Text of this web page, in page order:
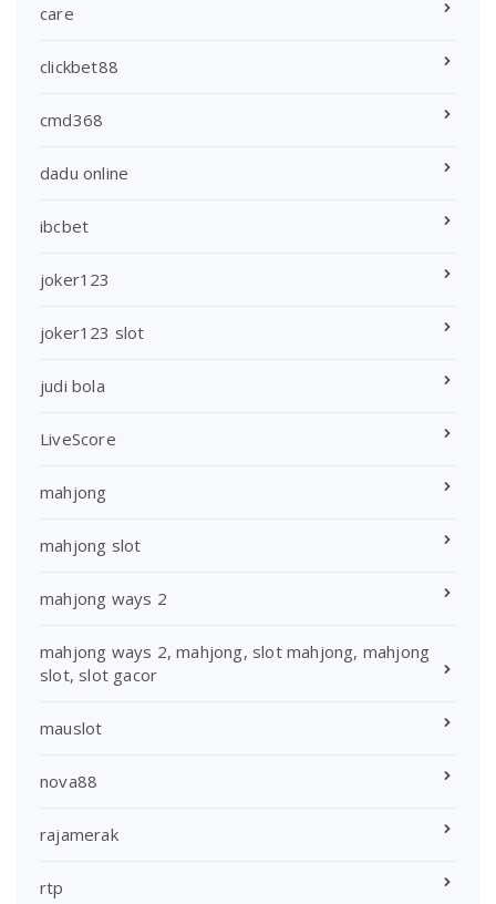
care
clickbet88
cmd368
dadu online
ibcbet
joker123
joker123 slot
judi bola
LiveScore
mahjong
mahjong slot
mahjong ways 2
mahjong ways 2, mahjong, slot mahjong, mahjong
slot, slot gacor
mauslot
nova88
rajamerak
rtp